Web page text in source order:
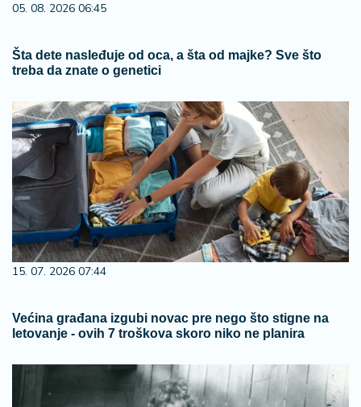
05. 08. 2026 06:45
Šta dete nasleđuje od oca, a šta od majke? Sve što
treba da znate o genetici
15. 07. 2026 07:44
Većina građana izgubi novac pre nego što stigne na
letovanje - ovih 7 troškova skoro niko ne planira